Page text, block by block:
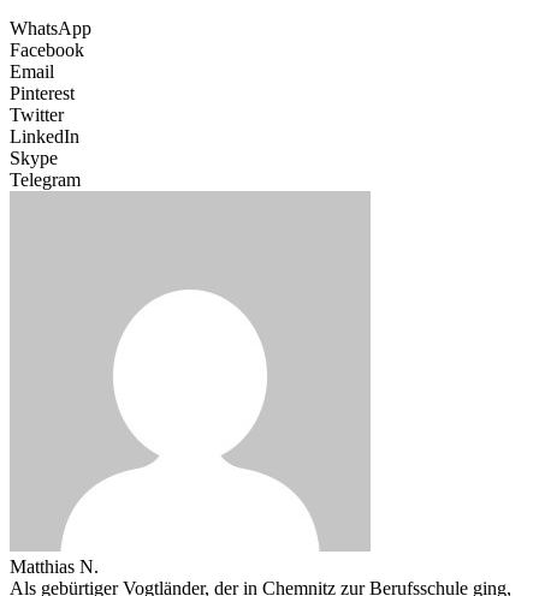
WhatsApp
Facebook
Email
Pinterest
Twitter
LinkedIn
Skype
Telegram
Matthias N.
Als gebürtiger Vogtländer, der in Chemnitz zur Berufsschule ging,